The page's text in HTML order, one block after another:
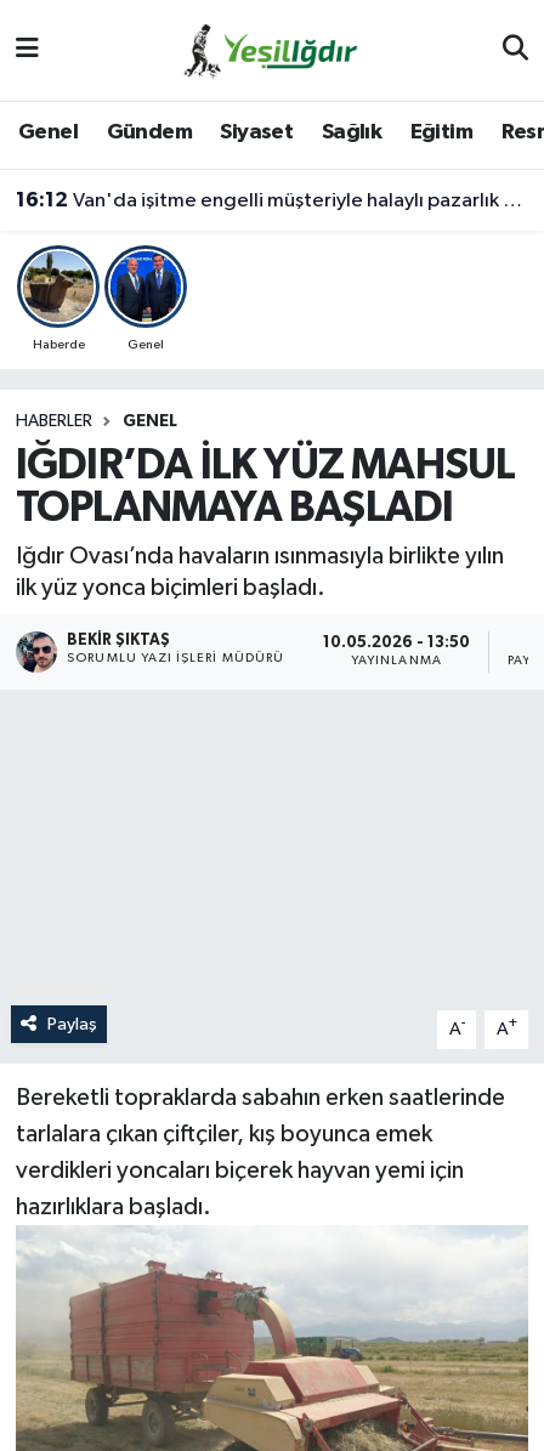
Genel Gündem Siyaset Sağlık Eğitim
16:12 Van'da işitme engelli müşteriyle halaylı pazarlık gülümsetti
Haberde Genel
HABERLER GENEL
IĞDIR’DA İLK YÜZ MAHSUL
TOPLANMAYA BAŞLADI
Iğdır Ovası’nda havaların ısınmasıyla birlikte yılın
ilk yüz yonca biçimleri başladı.
BEKIR ŞIKTAŞ
SORUMLU YAZI İŞLERI MÜDÜRÜ
10.05.2026 - 13:50
YAYINLANMA
Paylaş A- A+
Bereketli topraklarda sabahın erken saatlerinde
tarlalara çıkan çiftçiler, kış boyunca emek
verdikleri yoncaları biçerek hayvan yemi için
hazırlıklara başladı.
İğdir Namaz Vakitleri
Iğdır Trafik Yoğunluk Haritası
Süper Lig Puan Durumu ve Fikstür
Son Dakika Haberleri
Haber Arşivi